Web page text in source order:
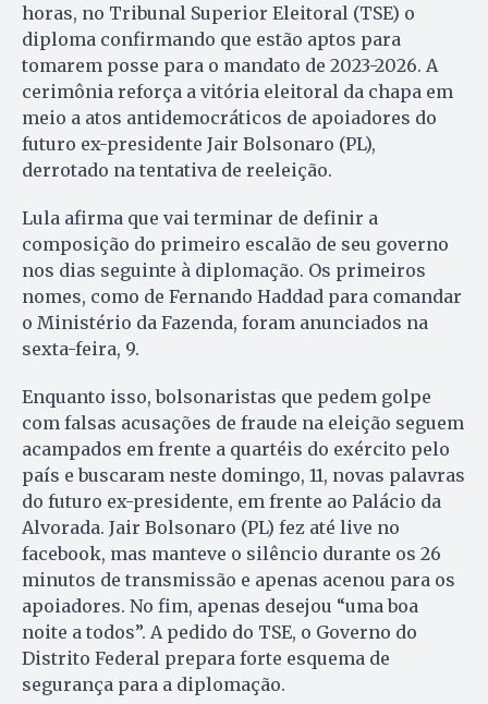
horas, no Tribunal Superior Eleitoral (TSE) o
diploma confirmando que estão aptos para
tomarem posse para o mandato de 2023-2026. A
cerimônia reforça a vitória eleitoral da chapa em
meio a atos antidemocráticos de apoiadores do
futuro ex-presidente Jair Bolsonaro (PL),
derrotado na tentativa de reeleição.
Lula afirma que vai terminar de definir a
composição do primeiro escalão de seu governo
nos dias seguinte à diplomação. Os primeiros
nomes, como de Fernando Haddad para comandar
o Ministério da Fazenda, foram anunciados na
sexta-feira, 9.
Enquanto isso, bolsonaristas que pedem golpe
com falsas acusações de fraude na eleição seguem
acampados em frente a quartéis do exército pelo
país e buscaram neste domingo, 11, novas palavras
do futuro ex-presidente, em frente ao Palácio da
Alvorada. Jair Bolsonaro (PL) fez até live no
facebook, mas manteve o silêncio durante os 26
minutos de transmissão e apenas acenou para os
apoiadores. No fim, apenas desejou “uma boa
noite a todos”. A pedido do TSE, o Governo do
Distrito Federal prepara forte esquema de
segurança para a diplomação.